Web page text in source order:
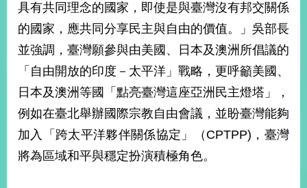
外
交
資
國
家
與
地
區
具有共同理念的國家，即使是與臺灣沒有邦交關係
的國家，應共同分享民主與自由的價值。」吳部長
並強調，臺灣願參與由美國、日本及澳洲所倡議的
「自由開放的印度－太平洋」戰略，更呼籲美國、
日本及澳洲等國「點亮臺灣這座亞洲民主燈塔」，
例如在臺北舉辦國際宗教自由會議，並盼臺灣能夠
加入「跨太平洋夥伴關係協定」（CPTPP)，臺灣
將為區域和平與穩定扮演積極角色。